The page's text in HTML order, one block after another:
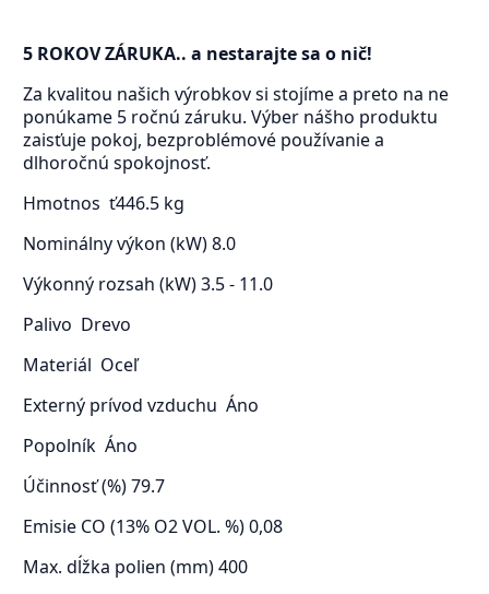
5 ROKOV ZÁRUKA.. a nestarajte sa o nič!
Za kvalitou našich výrobkov si stojíme a preto na ne
ponúkame 5 ročnú záruku. Výber nášho produktu
zaisťuje pokoj, bezproblémové používanie a
dlhoročnú spokojnosť.
Hmotnos ť446.5 kg
Nominálny výkon (kW)8.0
Výkonný rozsah (kW)3.5 - 11.0
Palivo Drevo
Materiál Oceľ
Externý prívod vzduchu Áno
Popolník Áno
Účinnosť (%)79.7
Emisie CO (13% O2 VOL. %)0,08
Max. dĺžka polien (mm)400